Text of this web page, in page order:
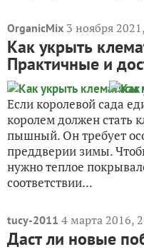
OrganicMix 3 ноября
Как укрыть
Практичные и
Если королевой сада
королем должен стать
пышный. Он требует
преддверии зимы.
нужно теплое
соответствии...
tucy-2011 4 марта 2016,
Даст ли новые